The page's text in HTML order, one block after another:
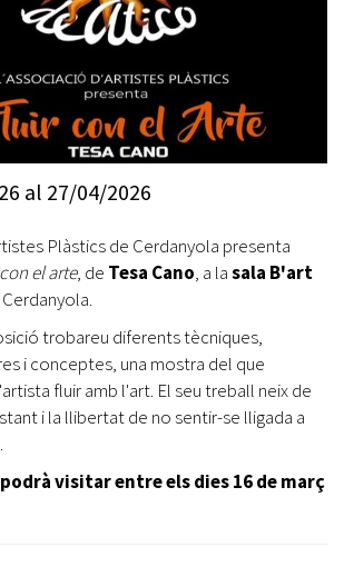
al 27/04/2026
Plàstics de Cerdanyola presenta
el arte, de Tesa Cano, a lasala B'art
trobareu diferents tècniques,
i conceptes, una mostra del que
fluir amb l'art. El seu treball neix de
i la llibertat de no sentir-se lligada a
visitar entre els dies 16 de març